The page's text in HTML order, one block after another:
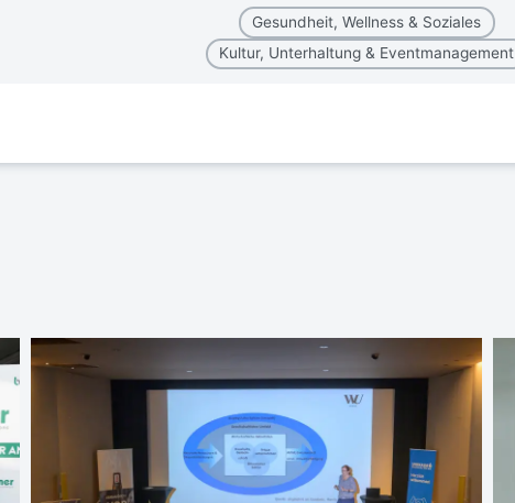
Gesundheit, Wellness & Soziales
Kultur, Unterhaltung & Eventmanagement